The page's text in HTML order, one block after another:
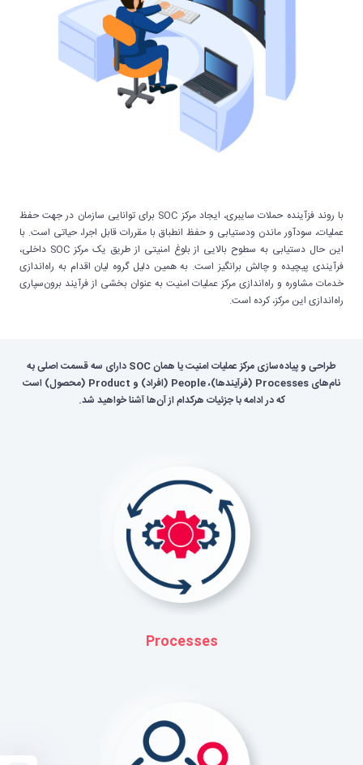
با روند فزآینده حملات سایبری، ایجاد مرکز SOC برای توانایی سازمان در جهت حفظ
عملیات، سودآور ماندن ودستیابی و حفظ انطباق با مقررات قابل اجرا، حیاتی است. با
این حال دستیابی به سطوح بالایی از بلوغ امنیتی از طریق یک مرکز SOC داخلی،
فرآیندی پیچیده و چالش برانگیز است. به همین دلیل گروه لیان اقدام به راه‌اندازی
خدمات مشاوره و راه‌اندازی مرکز عملیات امنیت به عنوان بخشی از فرآیند برون‌سپاری
راه‌اندازی این مرکز، کرده است.
طراحی و پیاده‌سازی مرکز عملیات امنیت یا همان SOC دارای سه قسمت اصلی به
نام‌های Processes (فرآیندها)، People (افراد) و Product (محصول) است
که در ادامه با جزئیات هرکدام از آن‌ها آشنا خواهید شد.
Processes